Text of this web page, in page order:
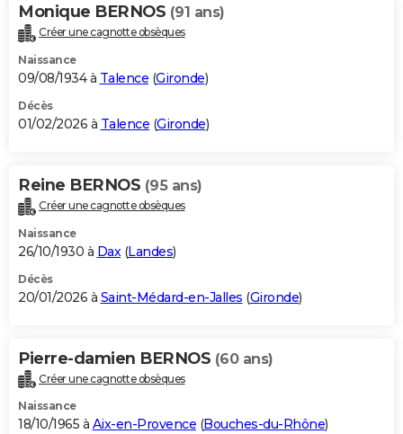
Bricolage
Lifestyle
Culture
Sport
Auto
Television
Voyage
Cinema
Monique BERNOS (91 ans)
Créer une cagnotte obsèques
Naissance
09/08/1934 à Talence (Gironde)
Décès
01/02/2026 à Talence (Gironde)
Reine BERNOS (95 ans)
Créer une cagnotte obsèques
Naissance
26/10/1930 à Dax (Landes)
Décès
20/01/2026 à Saint-Médard-en-Jalles (Gironde)
Pierre-damien BERNOS (60 ans)
Créer une cagnotte obsèques
Naissance
18/10/1965 à Aix-en-Provence (Bouches-du-Rhône)